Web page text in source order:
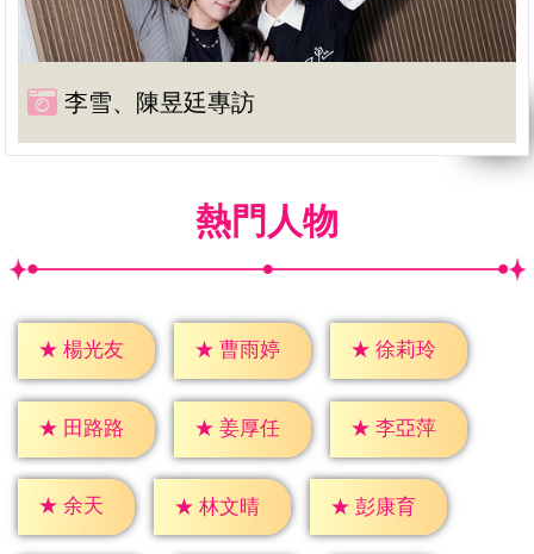
李雪、陳昱廷專訪
熱門人物
★ 楊光友 ★ 曹雨婷 ★ 徐莉玲
★ 田路路 ★ 姜厚任 ★ 李亞萍
★ 余天 ★ 林文晴 ★ 彭康育